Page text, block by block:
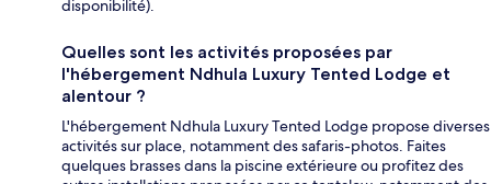
disponibilité).
Quelles sont les activités proposées par
l'hébergement Ndhula Luxury Tented Lodge et
alentour ?
L'hébergement Ndhula Luxury Tented Lodge propose diverses
activités sur place, notamment des safaris-photos. Faites
quelques brasses dans la piscine extérieure ou profitez des